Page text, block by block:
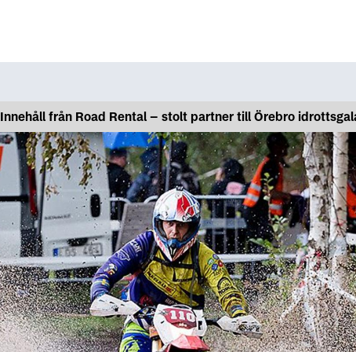
Innehåll från Road Rental – stolt partner till Örebro